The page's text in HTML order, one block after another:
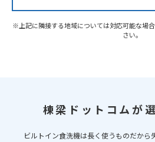
※上記に隣接する地域については対応可能な場
さい。
棟梁ドットコムが
ビルトイン食洗機は長く使うものだから